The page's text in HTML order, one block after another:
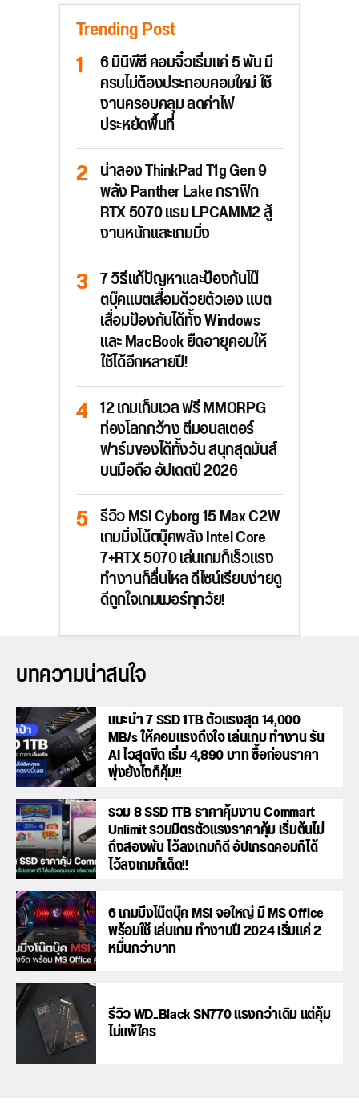
Trending Post
6 มินิพีซี คอมจิ๋วเริ่มแค่ 5 พัน มี
ครบไม่ต้องประกอบคอมใหม่ ใช้
งานครอบคลุม ลดค่าไฟ
ประหยัดพื้นที่
น่าลอง ThinkPad T1g Gen 9
พลัง Panther Lake กราฟิก
RTX 5070 แรม LPCAMM2 สู้
งานหนักและเกมมิ่ง
7 วิธีแก้ปัญหาและป้องกันโน๊
ตบุ๊คแบตเสื่อมด้วยตัวเอง แบต
เสื่อมป้องกันได้ทั้ง Windows
และ MacBook ยืดอายุคอมให้
ใช้ได้อีกหลายปี!
12 เกมเก็บเวล ฟรี MMORPG
ท่องโลกกว้าง ตีมอนสเตอร์
ฟาร์มของได้ทั้งวัน สนุกสุดมันส์
บนมือถือ อัปเดตปี 2026
รีวิว MSI Cyborg 15 Max C2W
เกมมิ่งโน้ตบุ๊คพลัง Intel Core
7+RTX 5070 เล่นเกมก็เร็วแรง
ทำงานก็ลื่นไหล ดีไซน์เรียบง่ายดู
ดีถูกใจเกมเมอร์ทุกวัย!
บทความน่าสนใจ
แนะนำ 7 SSD 1TB ตัวแรงสุด 14,000
MB/s ให้คอมแรงถึงใจ เล่นเกม ทำงาน รัน
AI ไวสุดขีด เริ่ม 4,890 บาท ซื้อก่อนราคา
พุ่งยังไงก็คุ้ม!!
รวม 8 SSD 1TB ราคาคุ้มงาน Commart
Unlimit รวมมิตรตัวแรงราคาคุ้ม เริ่มต้นไม่
ถึงสองพัน ไว้ลงเกมก็ดี อัปเกรดคอมก็ได้
ไว้ลงเกมก็เด็ด!!
6 เกมมิ่งโน๊ตบุ๊ค MSI จอใหญ่ มี MS Office
พร้อมใช้ เล่นเกม ทำงานปี 2024 เริ่มแค่ 2
หมื่นกว่าบาท
รีวิว WD_Black SN770 แรงกว่าเดิม แต่คุ้ม
ไม่แพ้ใคร